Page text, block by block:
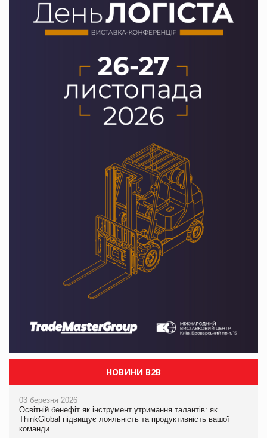
НОВИНИ B2B
03 березня 2026
Освітній бенефіт як інструмент утримання талантів: як
ThinkGlobal підвищує лояльність та продуктивність вашої
команди